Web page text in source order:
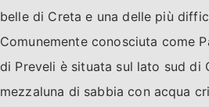
belle di Creta e una delle più
Comunemente conosciuta come
di Preveli è situata sul lato sud di
mezzaluna di sabbia con acqua